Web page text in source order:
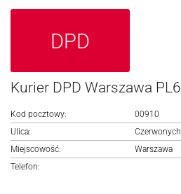
Logowanie
DPD
Kurier DPD Warszawa
Kod pocztowy:
00910
Ulica:
Miejscowość:
Warszawa
Telefon: